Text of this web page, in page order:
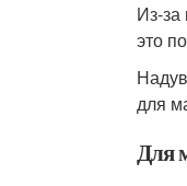
Из-за
это
для
Для